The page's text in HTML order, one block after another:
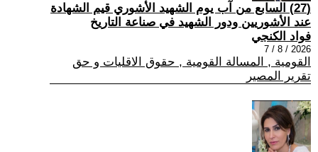
(27) السابع من آب يوم الشهيد الأشوري قيم الشهادة
عند الأشوريين ودور الشهيد في صناعة التاريخ
فواد الكنجي
2026 / 8 / 7
القومية , المسالة القومية , حقوق الاقليات و حق
تقرير المصير